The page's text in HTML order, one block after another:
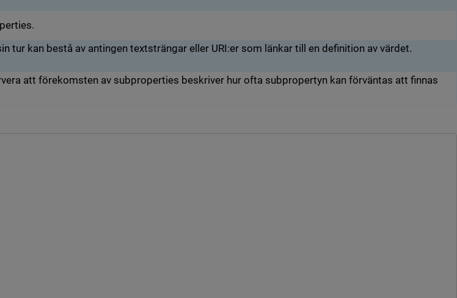
tur kan bestå av antingen textsträngar eller URI:er som länkar till en definition av värdet.
att förekomsten av subproperties beskriver hur ofta subpropertyn kan förväntas att finnas